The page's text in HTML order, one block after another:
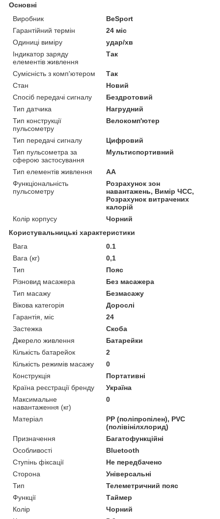
Основні
Виробник
BeSport
Гарантійний термін
24 міс
Одиниці виміру
удар/хв
Індикатор заряду
елементів живлення
Так
Сумісність з комп'ютером
Так
Стан
Новий
Спосіб передачі сигналу
Бездротовий
Тип датчика
Нагрудний
Тип конструкції
пульсометру
Велокомп'ютер
Тип передачі сигналу
Цифровий
Тип пульсометра за
сферою застосування
Мультиспортивний
Тип елементів живлення
AA
Функціональність
пульсометру
Розрахунок зон
навантажень, Вимір ЧСС,
Розрахунок витрачених
калорій
Колір корпусу
Чорний
Користувальницькі характеристики
Вага
0.1
Вага (кг)
0,1
Тип
Пояс
Різновид масажера
Без масажера
Тип масажу
Безмасажу
Вікова категорія
Дорослі
Гарантія, міс
24
Застежка
Скоба
Джерело живлення
Батарейки
Кількість батарейок
2
Кількість режимів масажу
0
Конструкція
Портативні
Країна реєстрації бренду
Україна
Максимальне
навантаження (кг)
0
Матеріал
PP (поліпропілен), PVC
(полівінілхлорид)
Призначення
Багатофункційні
Особливості
Bluetooth
Ступінь фіксації
Не передбачено
Сторона
Універсальні
Тип
Телеметричний пояс
Функції
Таймер
Колір
Чорний